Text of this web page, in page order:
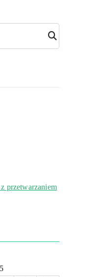
Szuk
aj
przetwarzaniem